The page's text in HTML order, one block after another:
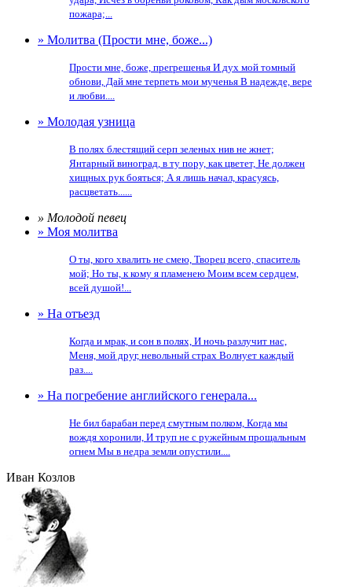
пожара;...
» Молитва (Прости мне, боже...)
Прости мне, боже, прегрешенья И дух мой томный
обнови, Дай мне терпеть мои мученья В надежде, вере
и любви....
» Молодая узница
В полях блестящий серп зеленых нив не жнет;
Янтарный виноград, в ту пору, как цветет, Не должен
хищных рук бояться; А я лишь начал, красуясь,
расцветать......
» Молодой певец
» Моя молитва
О ты, кого хвалить не смею, Творец всего, спаситель
мой; Но ты, к кому я пламенею Моим всем сердцем,
всей душой!...
» На отъезд
Когда и мрак, и сон в полях, И ночь разлучит нас,
Меня, мой друг, невольный страх Волнует каждый
раз....
» На погребение английского генерала...
Не бил барабан перед смутным полком, Когда мы
вождя хоронили, И труп не с ружейным прощальным
огнем Мы в недра земли опустили....
Иван Козлов